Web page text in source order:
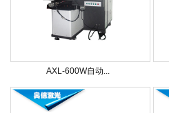
AXL-600W自动...